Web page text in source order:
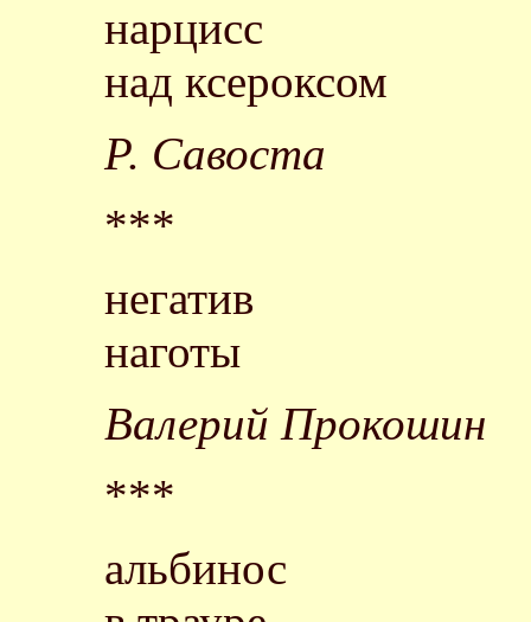
нарцисс
над ксероксом
Р. Савоста
***
негатив
наготы
Валерий Прокошин
***
альбинос